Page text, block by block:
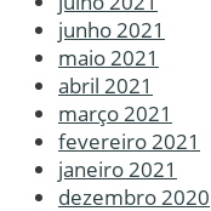
junho 2021
maio 2021
abril 2021
março 2021
fevereiro 2021
janeiro 2021
dezembro 2020